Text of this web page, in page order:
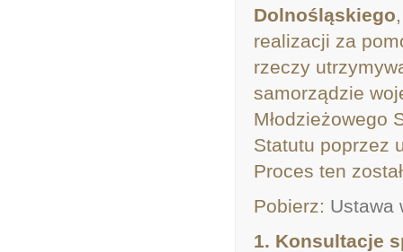
Dolnośląskiego
realizacji za
rzeczy
samorządzie
Młodzieżowego
Statutu poprzez
Proces ten
Pobierz: Ustawa
1. Konsultacje